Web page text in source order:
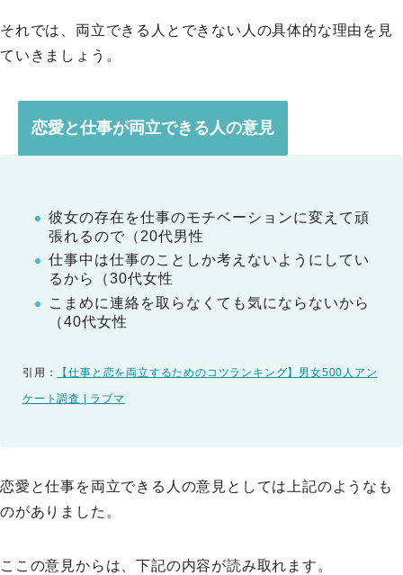
それでは、両立できる人とできない人の具体的な理由を見
ていきましょう。
恋愛と仕事が両立できる人の意見
彼女の存在を仕事のモチベーションに変えて頑
張れるので（20代男性
仕事中は仕事のことしか考えないようにしてい
るから（30代女性
こまめに連絡を取らなくても気にならないから
（40代女性
引用： 【仕事と恋を両立するためのコツランキング】男女500人アン
ケート調査 | ラブマ
恋愛と仕事を両立できる人の意見としては上記のようなも
のがありました。
ここの意見からは、下記の内容が読み取れます。